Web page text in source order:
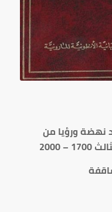
نهضة ورؤيا من
2000